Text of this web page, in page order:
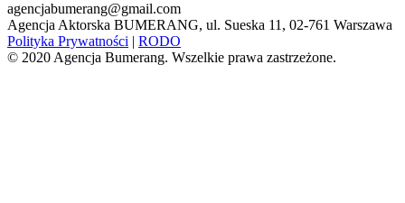
agencjabumerang@gmail.com
Agencja Aktorska BUMERANG, ul. Sueska 11, 02-761 Warszawa
Polityka Prywatności | RODO
© 2020 Agencja Bumerang. Wszelkie prawa zastrzeżone.